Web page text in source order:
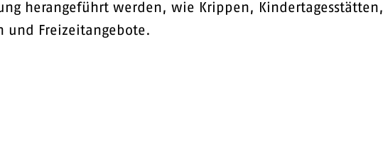
herangeführt werden, wie Krippen, Kindertagesstätten,
und Freizeitangebote.